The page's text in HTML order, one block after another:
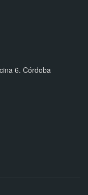
6. Córdoba